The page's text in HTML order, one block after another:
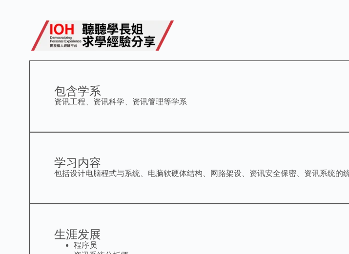
包含学系
资讯工程、资讯科学、资讯管理等学系
学习内容
包括设计电脑程式与系统、电脑软硬体结构、网路架设、资讯安全保密、资讯系统的
生涯发展
程序员